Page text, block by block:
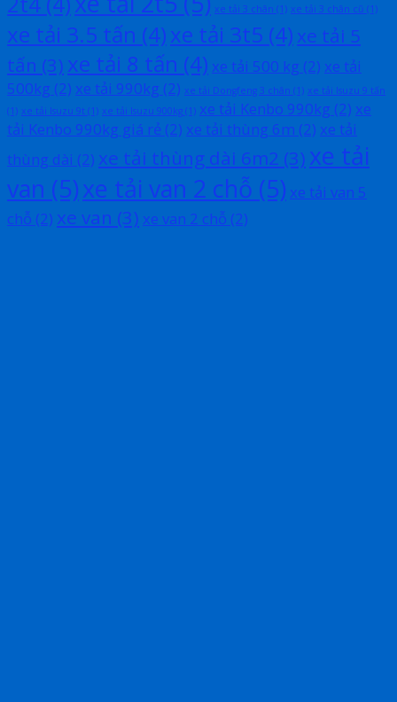
xe tải 3 chân (1) xe tải 3 chân cũ (1)
xe tải 3.5 tấn (4)xe tải 3t5 (4) xe tải 5
tấn (3) xe tải 8 tấn (4) xe tải 500 kg (2) xe tải
500kg (2) xe tải 990kg (2) xe tải Dongfeng 3 chân (1) xe tải Isuzu 9 tấn
(1) xe tải Isuzu 9t (1) xe tải Isuzu 900kg (1) xe tải Kenbo 990kg (2) xe
tải Kenbo 990kg giá rẻ (2) xe tải thùng 6m (2) xe tải
thùng dài (2) xe tải thùng dài 6m2 (3) xe tải
van (5)xe tải van 2 chỗ (5) xe tải van 5
chỗ (2) xe van (3) xe van 2 chỗ (2)